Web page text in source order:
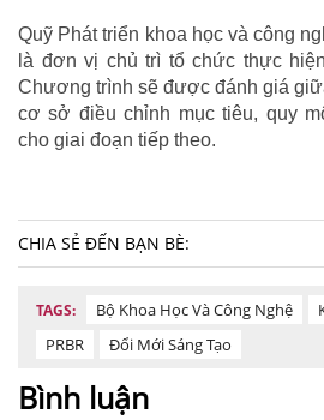
Quỹ Phát triển khoa học và công
là đơn vị chủ trì tổ chức thực
Chương trình sẽ được đánh giá
cơ sở điều chỉnh mục tiêu, quy
cho giai đoạn tiếp theo.
CHIA SẺ ĐẾN BẠN BÈ:
TAGS: Bộ Khoa Học Và Công Nghệ
PRBR
Đổi Mới Sáng Tạo
Bình luận